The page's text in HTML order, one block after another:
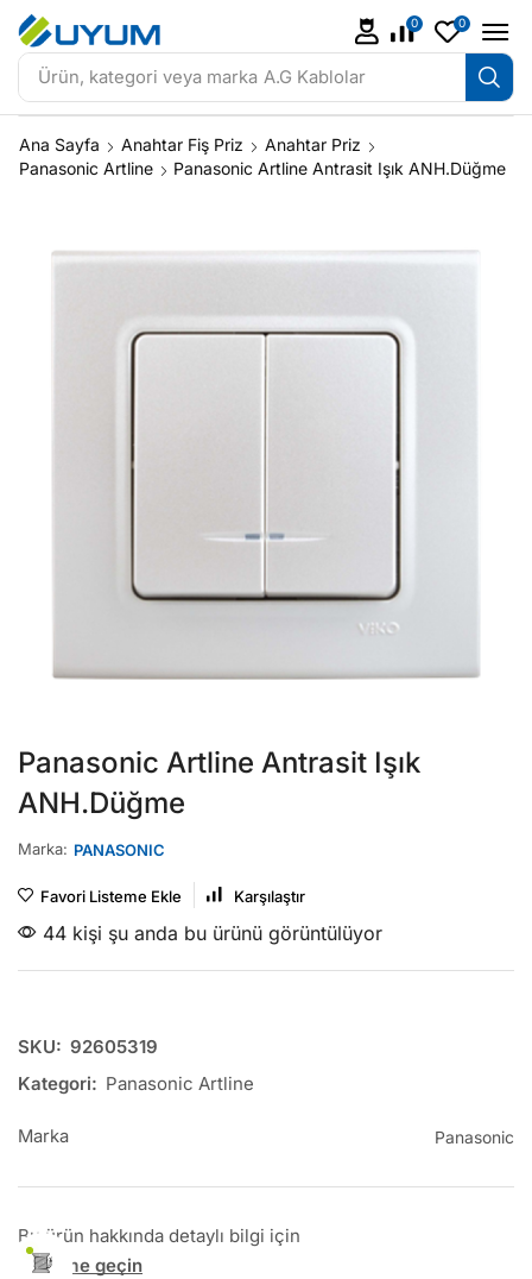
Ürün, kategori veya marka A.G Kablolar
0 0
Ana Sayfa Anahtar Fiş Priz
Anahtar Priz
Panasonic Artline
Panasonic Artline Antrasit Işık ANH.Düğme
Panasonic Artline Antrasit Işık
ANH.Düğme
Marka: PANASONIC
Favori Listeme Ekle Karşılaştır
44 kişi şu anda bu ürünü görüntülüyor
SKU: 92605319
Kategori: Panasonic Artline
Marka Panasonic
Bu ürün hakkında detaylı bilgi için
İletişime geçin